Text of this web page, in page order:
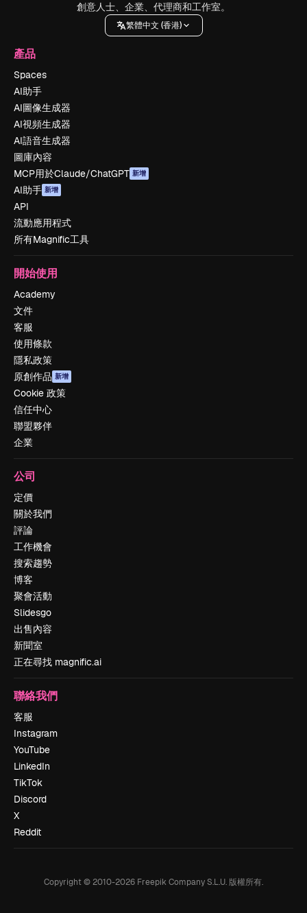
創意人士、企業、代理商和工作室。
繁體中文 (香港)
產品
Spaces
AI助手
AI圖像生成器
AI視頻生成器
AI語音生成器
圖庫內容
MCP用於Claude/ChatGPT 新增
AI助手 新增
API
流動應用程式
所有Magnific工具
開始使用
Academy
文件
客服
使用條款
隱私政策
原創作品 新增
Cookie 政策
信任中心
聯盟夥伴
企業
公司
定價
關於我們
評論
工作機會
搜索趨勢
博客
聚會活動
Slidesgo
出售內容
新聞室
正在尋找 magnific.ai
聯絡我們
客服
Instagram
YouTube
LinkedIn
TikTok
Discord
X
Reddit
Copyright © 2010-2026 Freepik Company S.L.U.版權所有.